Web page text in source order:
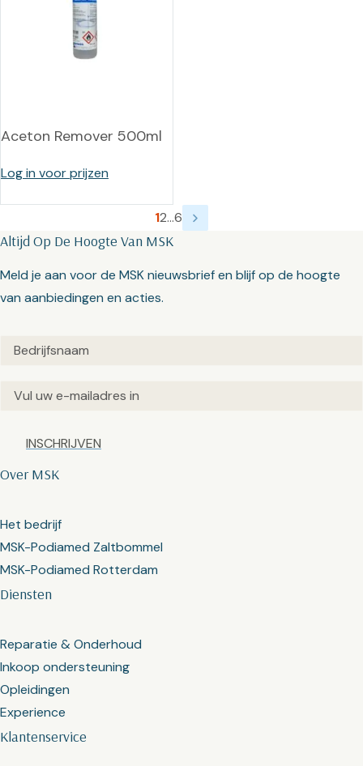
Aceton Remover 500ml
Log in voor prijzen
12…6
Klantenservice
Diensten
Reparatie & Onderhoud
Inkoop ondersteuning
Opleidingen
Experience
Over MSK
Het bedrijf
MSK-Podiamed Zaltbommel
MSK-Podiamed Rotterdam
Altijd Op De Hoogte Van MSK
Meld je aan voor de MSK nieuwsbrief en blijf op de hoogte
van aanbiedingen en acties.
Untitled(Vereist)
Email(Vereist)
Captcha